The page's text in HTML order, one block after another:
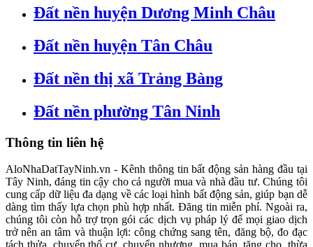
Đất nền huyện Dương Minh Châu
Đất nền huyện Tân Châu
Đất nền thị xã Trảng Bàng
Đất nền phường Tân Ninh
Thông tin liên hệ
AloNhaDatTayNinh.vn - Kênh thông tin bất động sản hàng đầu tại
Tây Ninh, đáng tin cậy cho cả người mua và nhà đầu tư. Chúng tôi
cung cấp dữ liệu đa dạng về các loại hình bất động sản, giúp bạn dễ
dàng tìm thấy lựa chọn phù hợp nhất. Đăng tin miễn phí. Ngoài ra,
chúng tôi còn hỗ trợ trọn gói các dịch vụ pháp lý để mọi giao dịch
trở nên an tâm và thuận lợi: công chứng sang tên, đăng bộ, đo đạc